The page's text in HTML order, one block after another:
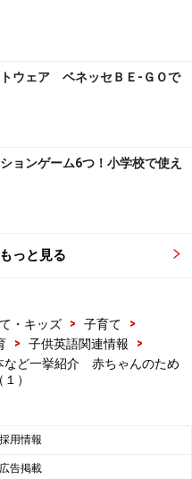
ウェア ベネッセＢＥ-ＧＯで
ョンゲーム6つ！小学校で使え
っと見る
・キッズ > 子育て
>
> 子供英語関連情報
>
など一挙紹介 赤ちゃんのため
）
採用情報
広告掲載